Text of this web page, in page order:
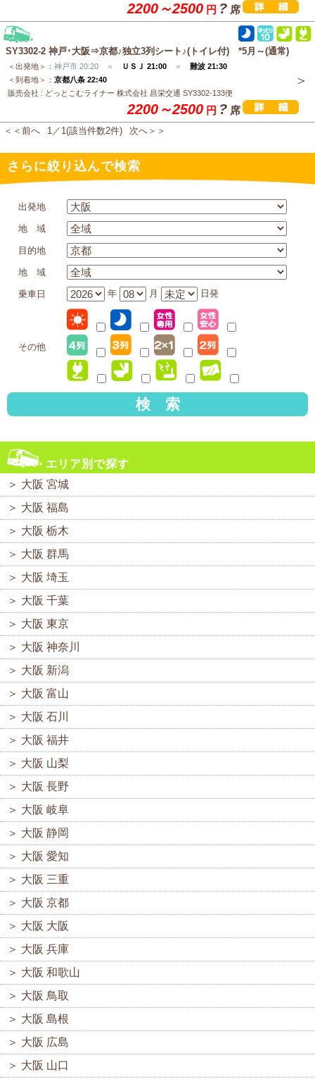
2200～2500 円 ? 席
SY3302-2 神戸･大阪⇒京都♪独立3列シート♪(トイレ付) *5月～(通常)
＜出発地＞： 神戸市 20:20 ＝ ＵＳＪ 21:00 ＝ 難波 21:30
＜到着地＞： 京都八条 22:40
販売会社 : どっとこむライナー 株式会社 昌栄交通 SY3302-133便
2200～2500 円 ? 席
＜＜前へ 1／1(該当件数2件) 次へ＞＞
さらに絞り込んで検索
出発地
地 域
目的地
地 域
乗車日 年 月 日発
その他
検 索
エリア別で探す
＞ 大阪 宮城
＞ 大阪 福島
＞ 大阪 栃木
＞ 大阪 群馬
＞ 大阪 埼玉
＞ 大阪 千葉
＞ 大阪 東京
＞ 大阪 神奈川
＞ 大阪 新潟
＞ 大阪 富山
＞ 大阪 石川
＞ 大阪 福井
＞ 大阪 山梨
＞ 大阪 長野
＞ 大阪 岐阜
＞ 大阪 静岡
＞ 大阪 愛知
＞ 大阪 三重
＞ 大阪 京都
＞ 大阪 大阪
＞ 大阪 兵庫
＞ 大阪 和歌山
＞ 大阪 鳥取
＞ 大阪 島根
＞ 大阪 広島
＞ 大阪 山口